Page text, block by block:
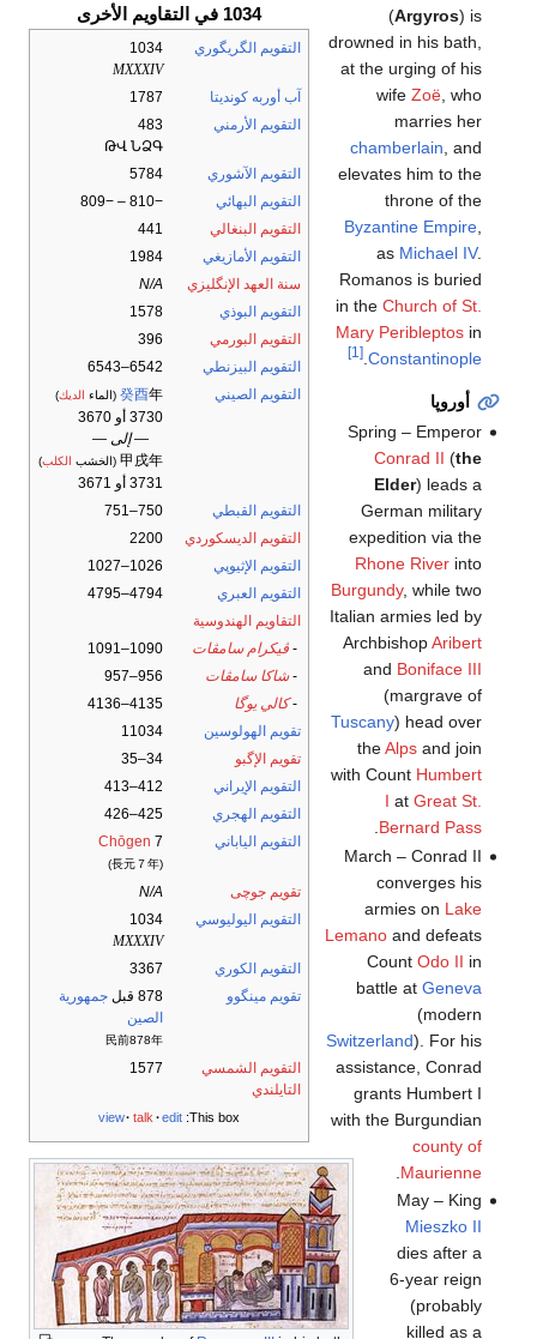
1034 في التقاويم الأخرى
التقويم الگريگوري
1034
MXXXIV
آب أوربه كونديتا
1787
التقويم الأرمني
483
ԹՎ ՆՁԳ
التقويم الآشوري
5784
التقويم البهائي
−810 – −809
التقويم البنغالي
441
التقويم الأمازيغي
1984
سنة العهد الإنگليزي
N/A
التقويم البوذي
1578
التقويم البورمي
396
التقويم البيزنطي
6542–6543
التقويم الصيني
癸酉年 (الماء الديك)
3730 أو 3670
— إلى —
甲戌年 (الخشب الكلب)
3731 أو 3671
التقويم القبطي
750–751
التقويم الديسكوردي
2200
التقويم الإثيوپي
1026–1027
التقويم العبري
4794–4795
التقاويم الهندوسية
- ڤيكرام سامڤات
1090–1091
-شاكا سامڤات
956–957
-كالي يوگا
4135–4136
تقويم الهولوسين
11034
تقويم الإگبو
34–35
التقويم الإيراني
412–413
التقويم الهجري
425–426
التقويم الياباني
Chōgen 7
(長元７年)
تقويم جوچى
N/A
التقويم اليوليوسي
1034
MXXXIV
التقويم الكوري
3367
تقويم مينگوو
878 قبل
جمهورية
الصين
民前878年
التقويم الشمسي
التايلندي
1577
This box:
view talk edit
(Argyros) is
drowned in his bath,
at the urging of his
wife Zoë, who
marries her
chamberlain , and
elevates him to the
throne of the
Byzantine Empire,
as Michael IV.
Romanos is buried
in the Church of St.
Mary Peribleptosin
Constantinople
.
[1]
أوروپا
Spring – Emperor
Conrad II (the
Elder) leads a
German military
expedition via the
Rhone Riverinto
Burgundy, while two
Italian armies led by
ArchbishopAribert
and Boniface III
(margrave of
Tuscany) head over
theAlpsand join
with Count Humbert
I at Great St.
Bernard Pass
March – Conrad II
converges his
armies on Lake
Lemanoand defeats
Count Odo II in
battle at Geneva
(modern
Switzerland). For his
assistance, Conrad
grants Humbert I
with the Burgundian
county of
Maurienne
May – King
Mieszko II
dies after a
6-year reign
(probably
killed as a